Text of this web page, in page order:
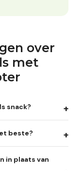
over
met
snack?
beste?
in plaats van